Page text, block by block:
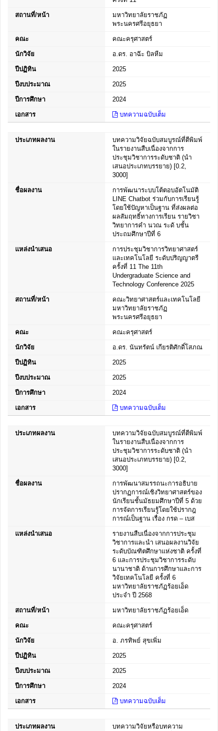
สถานที่/หน้า
มหาวิทยาลัยราชภัฏ
พระนครศรีอยุธยา
คณะ คณะครุศาสตร์
นักวิจัย อ.ดร. อาฉ๊ะ บิลหีม
ปีปฏิทิน 2025
ปีงบประมาณ 2025
ปีการศึกษา 2024
เอกสาร บทความฉบับเต็ม
ประเภทผลงาน
บทความวิจัยฉบับสมบูรณ์ที่ตีพิมพ์
ในรายงานสืบเนื่องจากการ
ประชุมวิชาการระดับชาติ (นำ
เสนอประเภทบรรยาย) [0.2,
3000]
ชื่อผลงาน
การพัฒนาระบบโต้ตอบอัตโนมัติ
LINE Chatbot ร่วมกับการเรียนรู้
โดยใช้ปัญหาเป็นฐาน ที่ส่งผลต่อ
ผลสัมฤทธิ์ทางการเรียน รายวิชา
วิทยาการคำ นวณ ระดั บชั้น
ประถมศึกษาปีที่ 6
แหล่งนำเสนอ
การประชุมวิชาการวิทยาศาสตร์
และเทคโนโลยี ระดับปริญญาตรี
ครั้งที่ 11 The 11th
Undergraduate Science and
Technology Conference 2025
สถานที่/หน้า
คณะวิทยาศาสตร์และเทคโนโลยี
มหาวิทยาลัยราชภัฏ
พระนครศรีอยุธยา
คณะ คณะครุศาสตร์
นักวิจัย อ.ดร. นันทรัตน์ เกียรติศักดิ์โสภณ
ปีปฏิทิน 2025
ปีงบประมาณ 2025
ปีการศึกษา 2024
เอกสาร บทความฉบับเต็ม
ประเภทผลงาน
บทความวิจัยฉบับสมบูรณ์ที่ตีพิมพ์
ในรายงานสืบเนื่องจากการ
ประชุมวิชาการระดับชาติ (นำ
เสนอประเภทบรรยาย) [0.2,
3000]
ชื่อผลงาน
การพัฒนาสมรรถนะการอธิบาย
ปรากฏการณ์เชิงวิทยาศาสตร์ของ
นักเรียนชั้นมัธยมศึกษาปีที่ 5 ด้วย
การจัดการเรียนรู้โดยใช้ปรากฎ
การณ์เป็นฐาน เรื่อง กรด – เบส
แหล่งนำเสนอ
รายงานสืบเนื่องจากการประชุม
วิชาการและนำ เสนอผลงานวิจัย
ระดับบัณฑิตศึกษาแห่งชาติ ครั้งที่
6 และการประชุมวิชาการระดับ
นานาชาติ ด้านการศึกษาและการ
วิจัยเทคโนโลยี ครั้งที่ 6
มหาวิทยาลัยราชภัฏร้อยเอ็ด
ประจำ ปี 2568
สถานที่/หน้า มหาวิทยาลัยราชภัฏร้อยเอ็ด
คณะ คณะครุศาสตร์
นักวิจัย อ. ภรทิพย์ สุขเพิ่ม
ปีปฏิทิน 2025
ปีงบประมาณ 2025
ปีการศึกษา 2024
เอกสาร บทความฉบับเต็ม
ประเภทผลงาน
บทความวิจัยหรือบทความ